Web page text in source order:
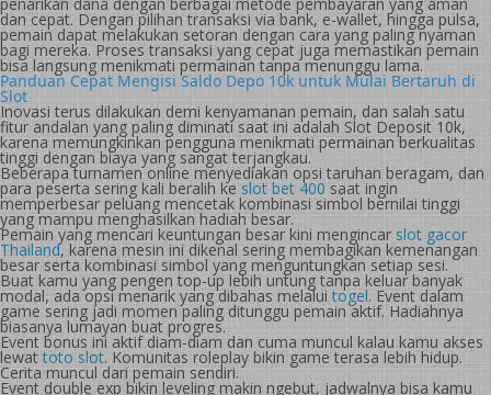
penarikan dana dengan berbagai metode pembayaran yang aman
dan cepat. Dengan pilihan transaksi via bank, e-wallet, hingga pulsa,
pemain dapat melakukan setoran dengan cara yang paling nyaman
bagi mereka. Proses transaksi yang cepat juga memastikan pemain
bisa langsung menikmati permainan tanpa menunggu lama.
Panduan Cepat Mengisi Saldo Depo 10k untuk Mulai Bertaruh di
Slot
Inovasi terus dilakukan demi kenyamanan pemain, dan salah satu
fitur andalan yang paling diminati saat ini adalah Slot Deposit 10k,
karena memungkinkan pengguna menikmati permainan berkualitas
tinggi dengan biaya yang sangat terjangkau.
Beberapa turnamen online menyediakan opsi taruhan beragam, dan
para peserta sering kali beralih ke slot bet 400 saat ingin
memperbesar peluang mencetak kombinasi simbol bernilai tinggi
yang mampu menghasilkan hadiah besar.
Pemain yang mencari keuntungan besar kini mengincar slot gacor
Thailand, karena mesin ini dikenal sering membagikan kemenangan
besar serta kombinasi simbol yang menguntungkan setiap sesi.
Buat kamu yang pengen top-up lebih untung tanpa keluar banyak
modal, ada opsi menarik yang dibahas melaluitogel. Event dalam
game sering jadi momen paling ditunggu pemain aktif. Hadiahnya
biasanya lumayan buat progres.
Event bonus ini aktif diam-diam dan cuma muncul kalau kamu akses
lewattoto slot. Komunitas roleplay bikin game terasa lebih hidup.
Cerita muncul dari pemain sendiri.
Event double exp bikin leveling makin ngebut, jadwalnya bisa kamu